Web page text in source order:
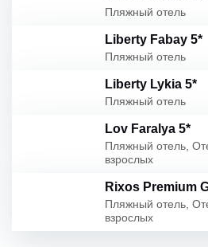
Пляжный отель
Liberty Fabay 5*
Пляжный отель
Liberty Lykia 5*
Пляжный отель
Lov Faralya 5*
Пляжный отель,
взрослых
Rixos Premium
Пляжный отель,
взрослых